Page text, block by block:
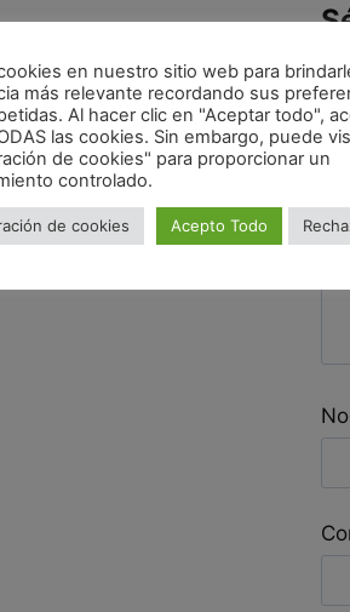
Tu
Tu
en nuestro sitio web para
más relevante recordando sus
Al hacer clic en "Aceptar todo",
las cookies. Sin embargo, puede
de cookies" para proporcionar un
controlado.
de cookies Acepto Todo